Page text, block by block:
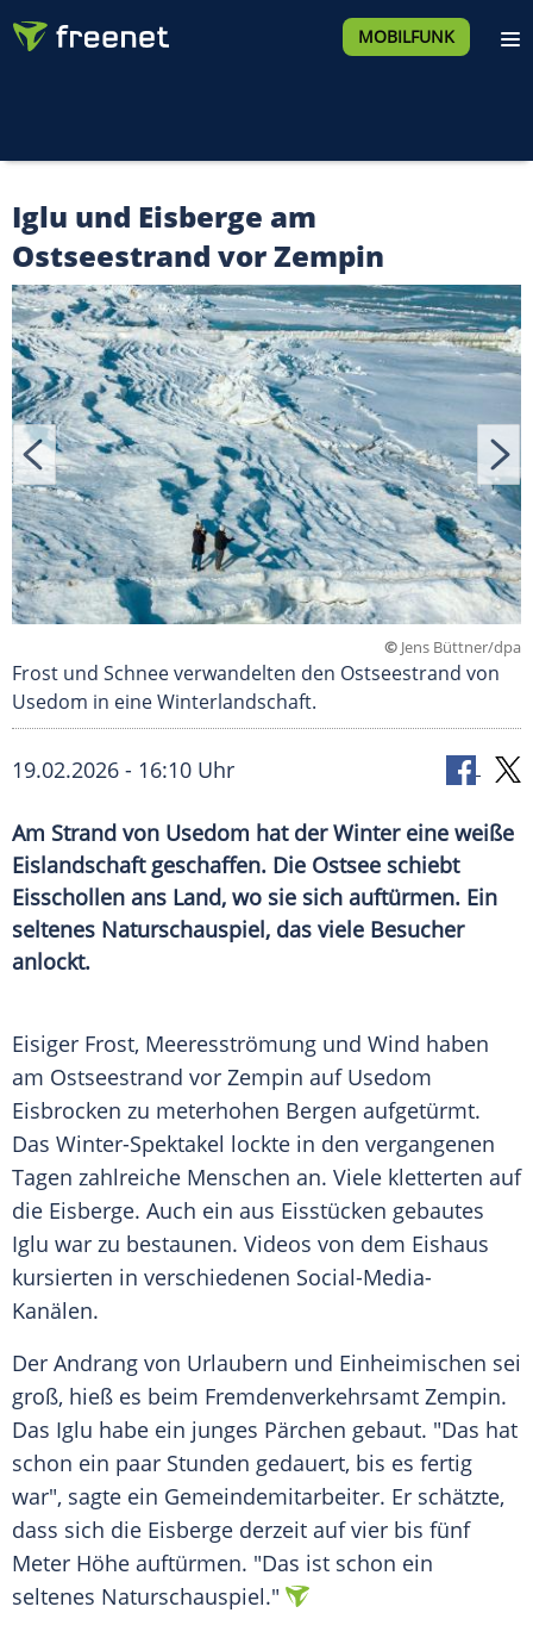
MOBILFUNK
Iglu und Eisberge am
Ostseestrand vor Zempin
© Jens Büttner/dpa
Frost und Schnee verwandelten den Ostseestrand von
Usedom in eine Winterlandschaft.
19.02.2026 - 16:10 Uhr
Am Strand von Usedom hat der Winter eine weiße
Eislandschaft geschaffen. Die Ostsee schiebt
Eisschollen ans Land, wo sie sich auftürmen. Ein
seltenes Naturschauspiel, das viele Besucher
anlockt.
Eisiger Frost, Meeresströmung und Wind haben
am Ostseestrand vor Zempin auf Usedom
Eisbrocken zu meterhohen Bergen aufgetürmt.
Das Winter-Spektakel lockte in den vergangenen
Tagen zahlreiche Menschen an. Viele kletterten auf
die Eisberge. Auch ein aus Eisstücken gebautes
Iglu war zu bestaunen. Videos von dem Eishaus
kursierten in verschiedenen Social-Media-
Kanälen.
Der Andrang von Urlaubern und Einheimischen sei
groß, hieß es beim Fremdenverkehrsamt Zempin.
Das Iglu habe ein junges Pärchen gebaut. "Das hat
schon ein paar Stunden gedauert, bis es fertig
war", sagte ein Gemeindemitarbeiter. Er schätzte,
dass sich die Eisberge derzeit auf vier bis fünf
Meter Höhe auftürmen. "Das ist schon ein
seltenes Naturschauspiel."